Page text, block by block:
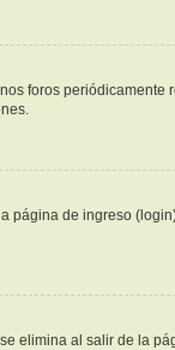
foros
página de ingreso
elimina al salir de la